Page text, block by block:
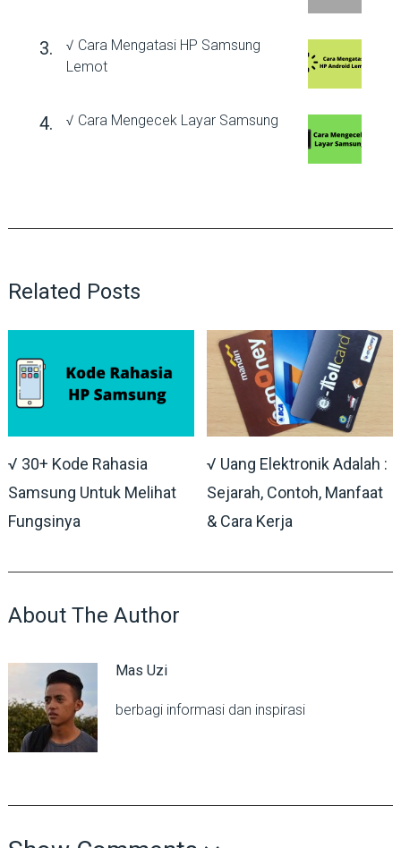
√ Cara Mengatasi HP Samsung
Lemot
√ Cara Mengecek Layar Samsung
Related Posts
√ 30+ Kode Rahasia
Samsung Untuk Melihat
Fungsinya
√ Uang Elektronik Adalah :
Sejarah, Contoh, Manfaat
& Cara Kerja
About The Author
Mas Uzi
berbagi informasi dan inspirasi